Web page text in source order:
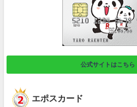
公式サイトはこちら
エポスカード